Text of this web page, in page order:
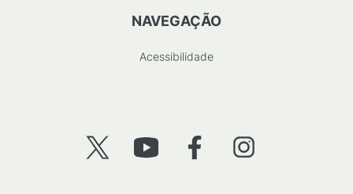
NAVEGAÇÃO
Acessibilidade